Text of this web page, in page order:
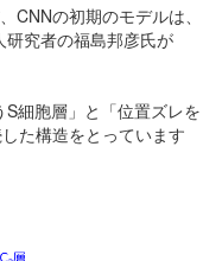
CNNの初期のモデルは、
研究者の福島邦彦氏が
細胞層」と「位置ズレを
た構造をとっています